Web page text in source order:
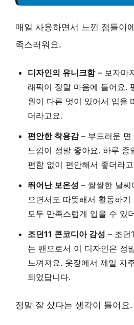
매일 사용하면서 느낀 점들이
족스러워요.
디자인의 유니크함– 보자마
래픽이 정말 마음에 들어요.
원이 다른 멋이 있어서 입을
더라고요.
편안한 착용감– 부드러운 면
느낌이 정말 좋아요. 하루
편함 없이 편안해서 좋더라
뛰어난 보온성 – 쌀쌀한 날
으면서도 따뜻해서 활동하
모두 만족스럽게 입을 수 있
조던11 콘코디아 감성 – 조던
는 팬으로서 이 디자인은 정
느껴져요. 옷장에서 제일 자
되었답니다.
정말 잘 샀다는 생각이 들어요.